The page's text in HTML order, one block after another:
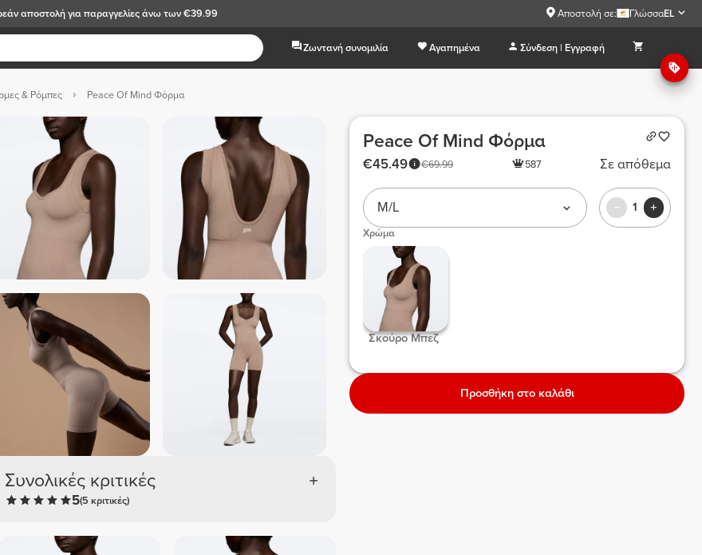
αποστολήγια παραγγελίες άνω των €39.99 Αποστολή σε: ΓλώσσαEL
Ζωντανή συνομιλία Αγαπημένα Σύνδεση | Εγγραφή
& Ρόμπες Peace Of Mind Φόρμα
Συνολικές κριτικές
5(5 κριτικές)
Peace Of Mind Φόρμα
€69.99
€45.49 587 Σε απόθεμα
M/L 1
Χρώμα
Σκούρο Μπεζ
Προσθήκη στο καλάθι